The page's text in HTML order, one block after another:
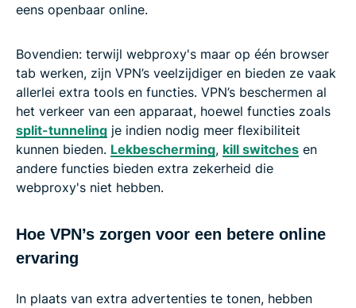
eens openbaar online.
Bovendien: terwijl webproxy's maar op één browser
tab werken, zijn VPN’s veelzijdiger en bieden ze vaak
allerlei extra tools en functies. VPN’s beschermen al
het verkeer van een apparaat, hoewel functies zoals
split-tunneling je indien nodig meer flexibiliteit
kunnen bieden. Lekbescherming, kill switches en
andere functies bieden extra zekerheid die
webproxy's niet hebben.
Hoe VPN’s zorgen voor een betere online
ervaring
In plaats van extra advertenties te tonen, hebben